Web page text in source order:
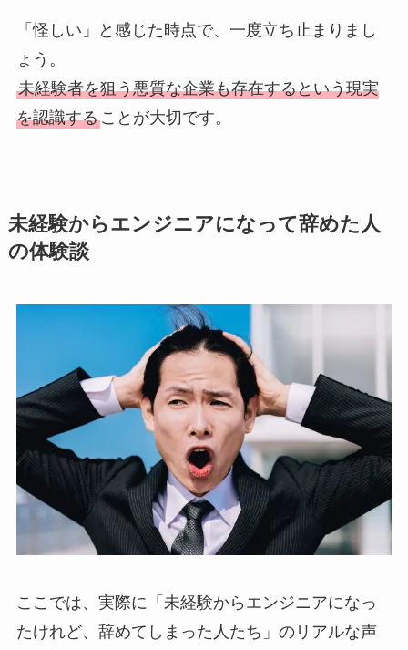
「怪しい」と感じた時点で、一度立ち止まりまし
ょう。
未経験者を狙う悪質な企業も存在するという現実
を認識することが大切です。
未経験からエンジニアになって辞めた人
の体験談
ここでは、実際に「未経験からエンジニアになっ
たけれど、辞めてしまった人たち」のリアルな声